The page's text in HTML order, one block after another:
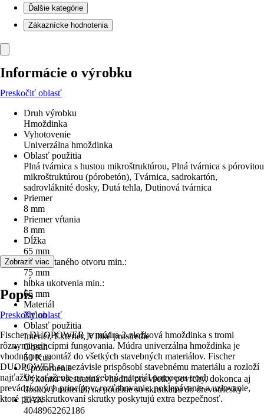
Ďalšie kategórie
Zákaznícke hodnotenia
Informácie o výrobku
Preskočiť oblasť
Druh výrobku
Hmoždinka
Vyhotovenie
Univerzálna hmoždinka
Oblasť použitia
Plná tvárnica s hustou mikroštruktúrou, Plná tvárnica s pórovitou
mikroštruktúrou (pórobetón), Tvárnica, sadrokartón,
sadrovláknité dosky, Dutá tehla, Dutinová tvárnica
Priemer
8 mm
Priemer vŕtania
8 mm
Dĺžka
65 mm
hĺbka vŕtaného otvoru min.:
75 mm
hĺbka ukotvenia min.:
65 mm
Materiál
Nylon
Oblasť použitia
Interiér, Exteriér, Vlhké prostredie
Obsah
50 Kus
Upozornenie
Výkonná všestranná: vhodná pre všetky povrchy, dokonca aj
doskový materiál; na použitie so skrutkami do drevotriesky
EAN
4048962262186
Zobraziť viac
Popis
Preskočiť oblasť
Fischer DUOPOWER je múdra 2-zložková hmoždinka s tromi
rôznymi princípmi fungovania. Múdra univerzálna hmoždinka je
vhodná pre montáž do všetkých stavebných materiálov. Fischer
DUOPOWER sa nezávisle prispôsobí stavebnému materiálu a rozloží
najťažšie zaťaženie na stavebný materiál pomocou troch
prevádzkových princípov: rozťahovanie, poklepávanie a uzlovanie,
ktoré pri zaskrutkovaní skrutky poskytujú extra bezpečnosť.